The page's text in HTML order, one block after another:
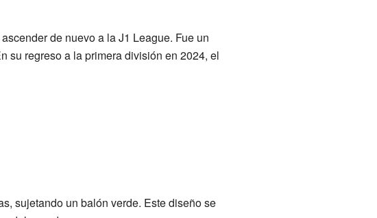
de nuevo a la J1 League. Fue un
su regreso a la primera división en 2024, el
sujetando un balón verde. Este diseño se